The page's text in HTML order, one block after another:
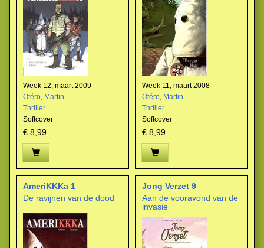
Week 12, maart 2009
Otéro, Martin
Thriller
Softcover
€ 8,99
Week 11, maart 2008
Otéro, Martin
Thriller
Softcover
€ 8,99
AmeriKKKa 1
De ravijnen van de dood
Jong Verzet 9
Aan de vooravond van de
invasie